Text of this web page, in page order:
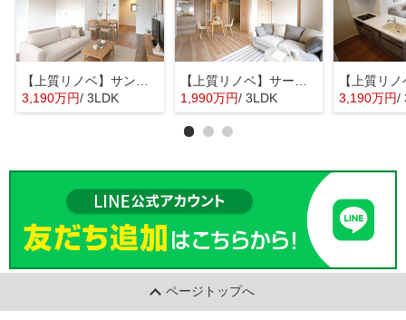
【上質リノベ】サンシティ大州通
3,190万円/ 3LDK
【上質リノベ】サーパス江波山公園
1,990万円/ 3LDK 3,190万円/
ページトップへ